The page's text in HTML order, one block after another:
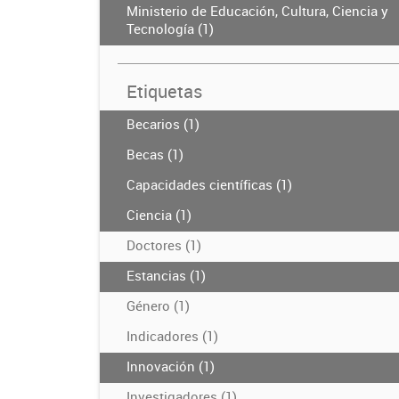
Ministerio de Educación, Cultura, Ciencia y
Tecnología (1)
Etiquetas
Becarios (1)
Becas (1)
Capacidades científicas (1)
Ciencia (1)
Doctores (1)
Estancias (1)
Género (1)
Indicadores (1)
Innovación (1)